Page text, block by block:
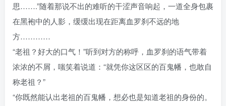
思…….”随着那说不出的难听的干涩声音响起，一道全身包裹
在黑袍中的人影，缓缓出现在距离血罗刹不远的地
方…………
“老祖？好大的口气！”听到对方的称呼，血罗刹的语气带着
浓浓的不屑，嗤笑着说道：“就凭你这区区的百鬼幡，也敢自
称老祖？”
“你既然能认出老祖的百鬼幡，想必也是知道老祖的身份的。